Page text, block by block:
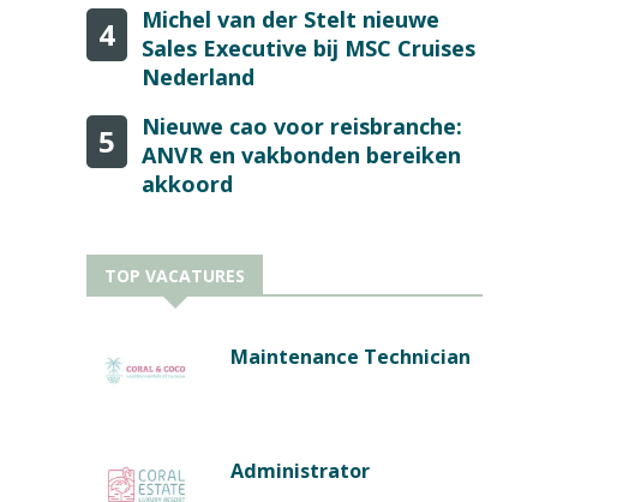
4
Michel van der Stelt nieuwe
Sales Executive bij MSC Cruises
Nederland
5
Nieuwe cao voor reisbranche:
ANVR en vakbonden bereiken
akkoord
TOP VACATURES
Maintenance Technician
Administrator